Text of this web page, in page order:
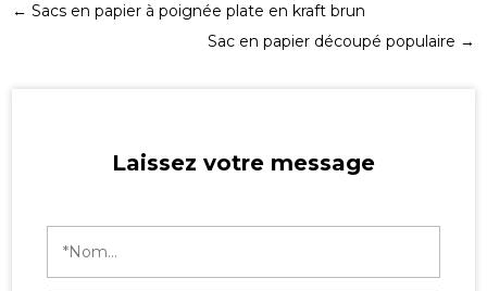
←Sacs en papier à poignée plate en kraft brun
Sac en papier découpé populaire →
Laissez votre message